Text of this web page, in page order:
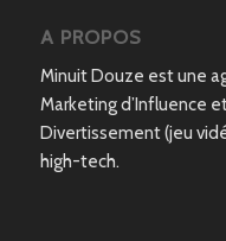
A PROPOS
Minuit Douze est une
Marketing d’Influence
Divertissement (jeu
high-tech.